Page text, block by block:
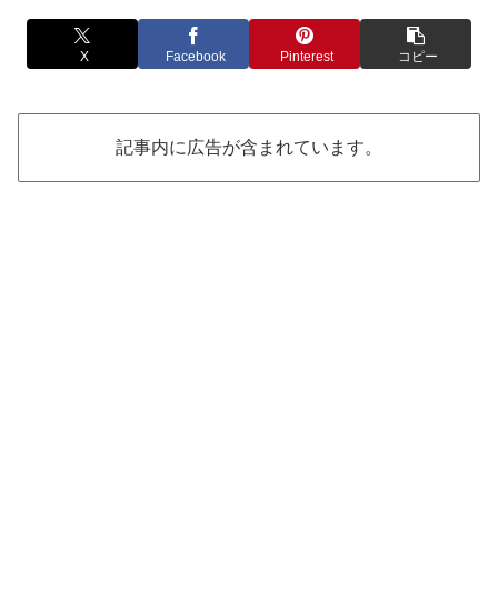
X Facebook Pinterest コピー
記事内に広告が含まれています。